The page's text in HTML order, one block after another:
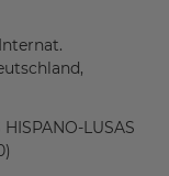
HISPANO-LUSAS